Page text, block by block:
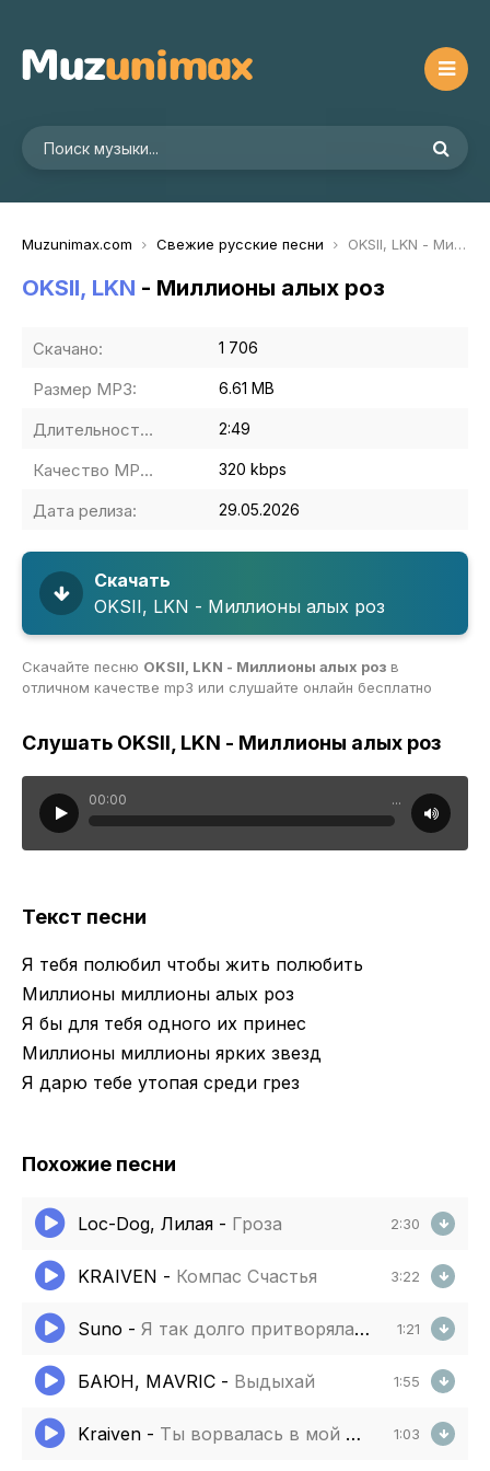
Muzunimax.com Свежие русские песни OKSII, LKN - Миллионы алых роз
OKSII, LKN - Миллионы алых роз
Скачано: 1 706
Размер MP3: 6.61 MB
Длительность MP3: 2:49
Качество MP3: 320 kbps
Дата релиза: 29.05.2026
Скачать
OKSII, LKN - Миллионы алых роз
Скачайте песню OKSII, LKN - Миллионы алых роз в
отличном качестве mp3 или слушайте онлайн бесплатно
Слушать OKSII, LKN - Миллионы алых роз
00:00 ...
Текст песни
Я тебя полюбил чтобы жить полюбить
Миллионы миллионы алых роз
Я бы для тебя одного их принес
Миллионы миллионы ярких звезд
Я дарю тебе утопая среди грез
Похожие песни
Loc-Dog, Лилая - Гроза 2:30
KRAIVEN - Компас Счастья 3:22
Suno - Я так долго притворялась что отсутствую что я другая 1:21
БАЮН, MAVRIC - Выдыхай 1:55
Kraiven - Ты ворвалась в мой мир не спросив разрешения 1:03